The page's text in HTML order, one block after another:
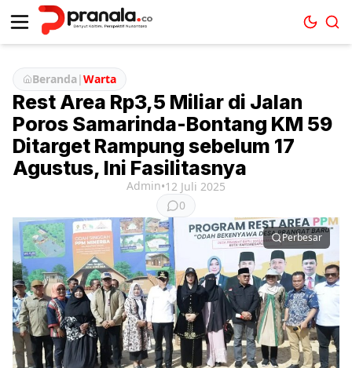
Beranda|Warta
Rest Area Rp3,5 Miliar di Jalan
Poros Samarinda-Bontang KM 59
Ditarget Rampung sebelum 17
Agustus, Ini Fasilitasnya
Admin•12 Juli 2025
0
Perbesar